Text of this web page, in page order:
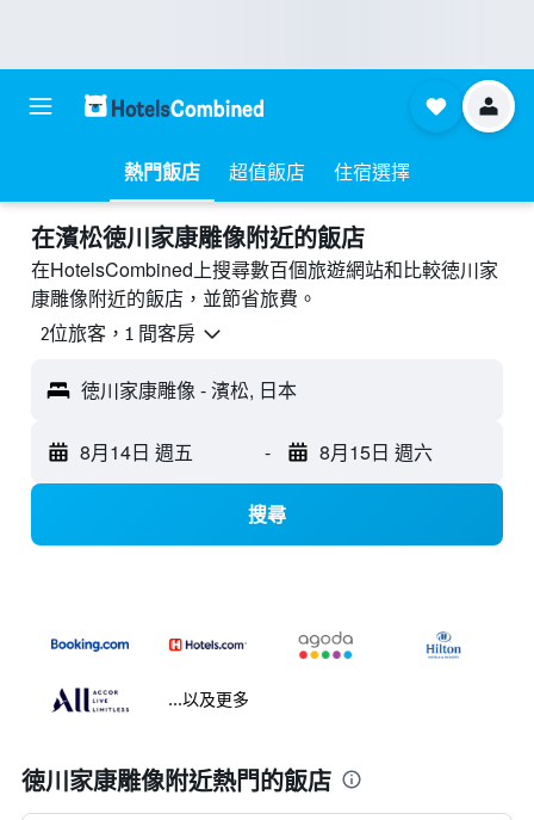
熱門飯店 超值飯店 住宿選擇
​在濱松徳川家康雕像附近​的飯店
在HotelsCombined上搜尋數百個旅遊網站和比較徳川家
康雕像附近的飯店，並節省旅費。
2位旅客，1 間客房
徳川家康雕像 - 濱松, 日本
8月14日 週五 - 8月15日 週六
搜尋
...以及更多
徳川家康雕像附近熱門的飯店